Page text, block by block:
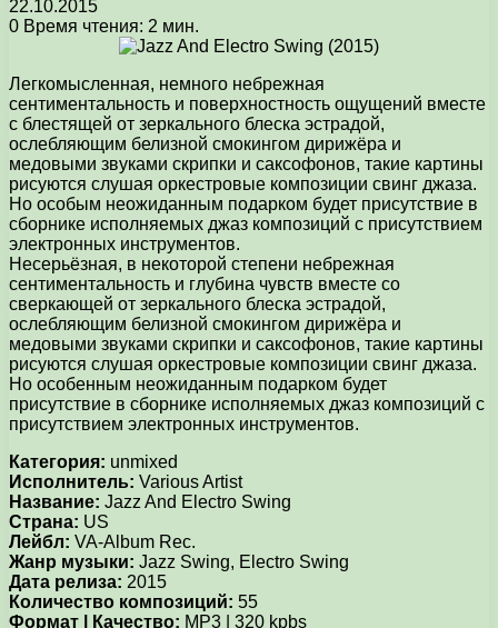
22.10.2015
0 Время чтения: 2 мин.
Легкомысленная, немного небрежная
сентиментальность и поверхностность ощущений вместе
с блестящей от зеркального блеска эстрадой,
ослебляющим белизной смокингом дирижёра и
медовыми звуками скрипки и саксофонов, такие картины
рисуются слушая оркестровые композиции свинг джаза.
Но особым неожиданным подарком будет присутствие в
сборнике исполняемых джаз композиций с присутствием
электронных инструментов.
Несерьёзная, в некоторой степени небрежная
сентиментальность и глубина чувств вместе со
сверкающей от зеркального блеска эстрадой,
ослебляющим белизной смокингом дирижёра и
медовыми звуками скрипки и саксофонов, такие картины
рисуются слушая оркестровые композиции свинг джаза.
Но особенным неожиданным подарком будет
присутствие в сборнике исполняемых джаз композиций с
присутствием электронных инструментов.
Категория: unmixed
Исполнитель: Various Artist
Название: Jazz And Electro Swing
Страна: US
Лейбл: VA-Album Rec.
Жанр музыки: Jazz Swing, Electro Swing
Дата релиза: 2015
Количество композиций: 55
Формат | Качество: MP3 | 320 kpbs